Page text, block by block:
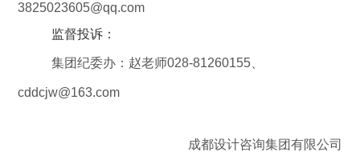
3825023605@qq.com
监督投诉：
集团纪委办：赵老师028-81260155
cddcjw@163.com
成都设计咨询集团有限公司